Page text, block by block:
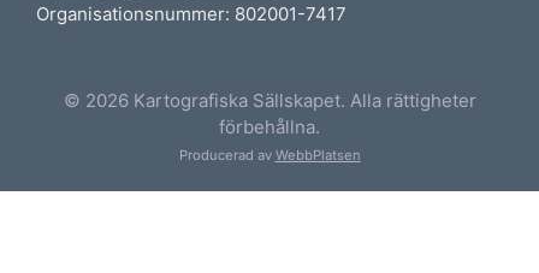
Organisationsnummer: 802001-7417
© 2026 Kartografiska Sällskapet. Alla rättigheter
förbehållna.
Producerad av WebbPlatsen